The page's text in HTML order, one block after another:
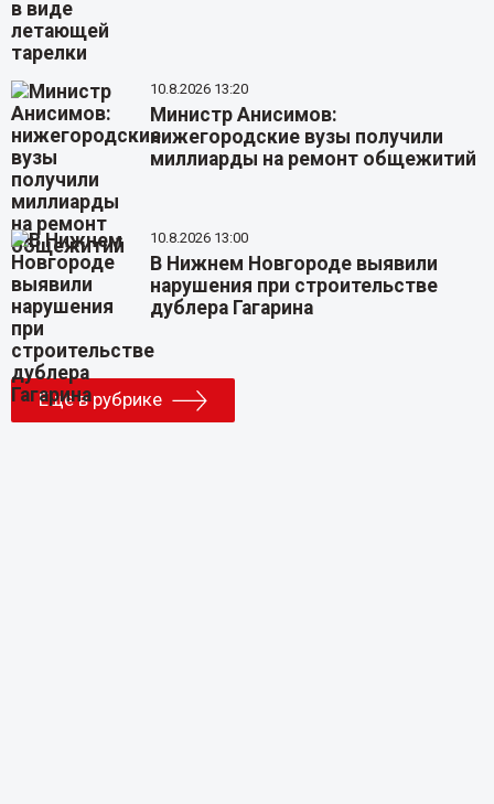
10.8.2026 13:20
Министр Анисимов:
нижегородские вузы получили
миллиарды на ремонт общежитий
10.8.2026 13:00
В Нижнем Новгороде выявили
нарушения при строительстве
дублера Гагарина
Еще в рубрике